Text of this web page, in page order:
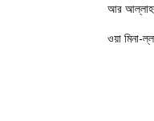
আর
ওয়া মিনা-